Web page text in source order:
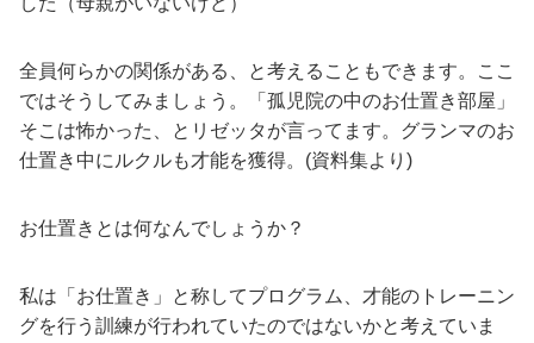
全員何らかの関係がある、と考えることもできます。ここ
ではそうしてみましょう。「孤児院の中のお仕置き部屋」
そこは怖かった、とリゼッタが言ってます。グランマのお
仕置き中にルクルも才能を獲得。(資料集より)
お仕置きとは何なんでしょうか？
私は「お仕置き」と称してプログラム、才能のトレーニン
グを行う訓練が行われていたのではないかと考えていま